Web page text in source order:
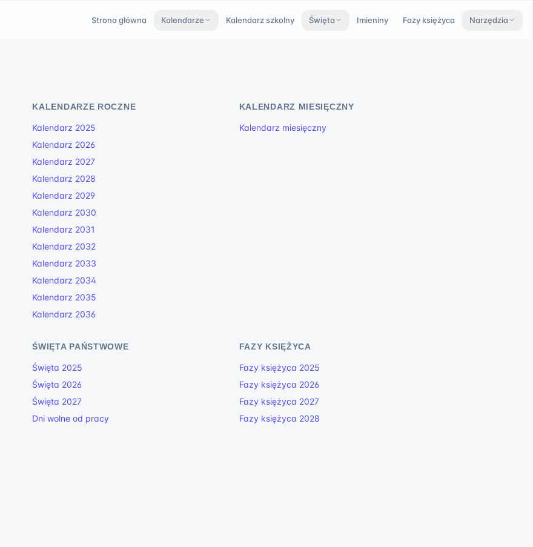
Strona główna Kalendarze Kalendarz szkolny Święta Imieniny Fazy księżyca Narzędzia
KALENDARZE ROCZNE
Kalendarz 2025
Kalendarz 2026
Kalendarz 2027
Kalendarz 2028
Kalendarz 2029
Kalendarz 2030
Kalendarz 2031
Kalendarz 2032
Kalendarz 2033
Kalendarz 2034
Kalendarz 2035
Kalendarz 2036
KALENDARZ MIESIĘCZNY
Kalendarz miesięczny
ŚWIĘTA PAŃSTWOWE
Święta 2025
Święta 2026
Święta 2027
Dni wolne od pracy
FAZY KSIĘŻYCA
Fazy księżyca 2025
Fazy księżyca 2026
Fazy księżyca 2027
Fazy księżyca 2028